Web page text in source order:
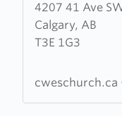
4207 41 Ave
Calgary, AB
T3E 1G3
about
Calgary
Wesleyan
(CWES
cweschurch.ca